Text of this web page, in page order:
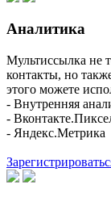
Аналитика
Мультиссылка не
контакты, но
этого можете
- Внутренняя
-
- Яндекс.Метрика